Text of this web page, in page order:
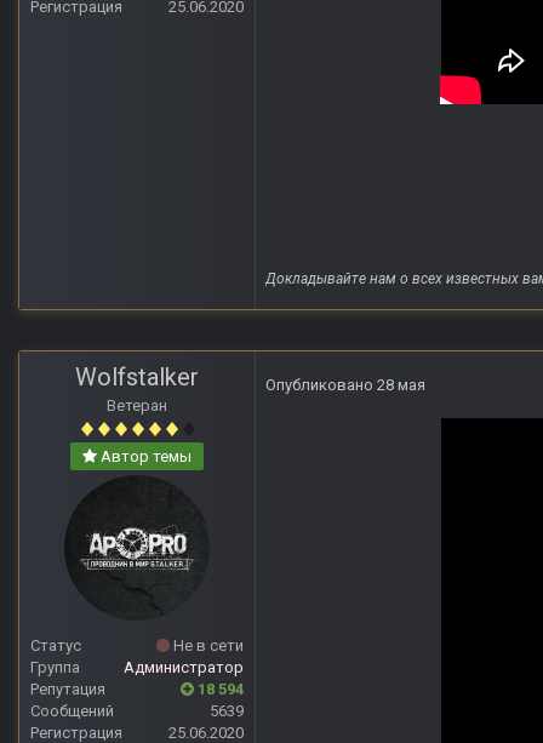
Регистрация 25.06.2020
Докладывайте нам о всех известных
Wolfstalker
Ветеран
Автор темы
Статус
Не в сети
Группа
Администратор
Репутация
18 594
Сообщений
5639
Регистрация
25.06.2020
Опубликовано 28 мая